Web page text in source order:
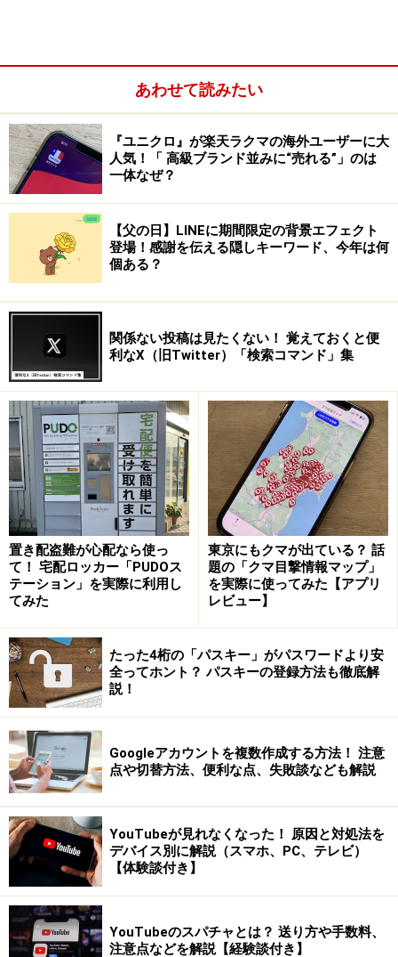
「DuckDuckGo（ダックダックゴー）」とは？
DuckDuckGo（ダックダックゴー）
ライバシーの保護を基本方針とするインターネット検索
エンジンです。検索エンジンのパーソナライズを目的と
して個人情報を積極的に収集するGoogle等の検索エンジ
ンに相対するものとして、近年注目を集めています。
通常の検索エンジンは、パソコンやスマホなどに「クッ
キー（Cookie）」を使用したりIPアドレスを使用し、ロ
グイン情報や過去の行動記録を保存したりすることでユ
ーザーに対する検索結果や広告の最適化を行うのが一般
的です。一方、DuckDuckGoはユーザーの個人情報や検
索履歴を保存しないことで、ユーザーがプライバシーの
観点から安心して使用できる設計となっています。
Google等の検索エンジンは、個人情報を
「収集する」
検索エンジンのプライバシー保護が注目を集めるきっか
けとなった事件が2013年にアメリカで起こりました。ア
メリカ国家安全保障局（NSA）が「PRISM」と呼ばれる
システムなどを利用し、GoogleやFacebookなどネット企
業9社のサーバーに直接アクセスし、大量に個人データ
を収集していたというものです。
そもそもGoogleはユーザーの役に立つサービスを提供す
るために、以下のようなデータを収集し、利用していま
す。
検索内容
あわせて読みたい
『ユニクロ』が楽天ラクマの海外ユーザーに大
人気！「 高級ブランド並みに“売れる”」のは
一体なぜ？
【父の日】LINEに期間限定の背景エフェクト
登場！感謝を伝える隠しキーワード、今年は何
個ある？
関係ない投稿は見たくない！ 覚えておくと便
利なX（旧Twitter）「検索コマンド」集
置き配盗難が心配なら使っ
て！ 宅配ロッカー「PUDOス
テーション」を実際に利用し
てみた
東京にもクマが出ている？ 話
題の「クマ目撃情報マップ」
を実際に使ってみた【アプリ
レビュー】
たった4桁の「パスキー」がパスワードより安
全ってホント？ パスキーの登録方法も徹底解
説！
Googleアカウントを複数作成する方法！ 注意
点や切替方法、便利な点、失敗談なども解説
YouTubeが見れなくなった！ 原因と対処法を
デバイス別に解説（スマホ、PC、テレビ）
【体験談付き】
YouTubeのスパチャとは？ 送り方や手数料、
注意点などを解説【経験談付き】